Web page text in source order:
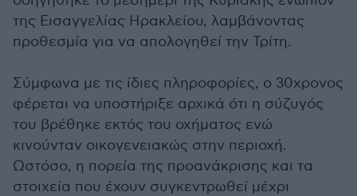
της Εισαγγελίας Ηρακλείου, λαμβάνοντας
προθεσμία για να απολογηθεί την Τρίτη.
Σύμφωνα με τις ίδιες πληροφορίες, ο 30χρονος
φέρεται να υποστήριξε αρχικά ότι η σύζυγός
του βρέθηκε εκτός του οχήματος ενώ
κινούνταν οικογενειακώς στην περιοχή.
Ωστόσο, η πορεία της προανάκρισης και τα
στοιχεία που έχουν συγκεντρωθεί μέχρι